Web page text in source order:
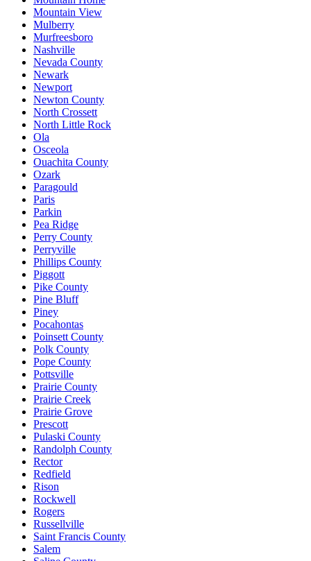
Mountain View
Mulberry
Murfreesboro
Nashville
Nevada County
Newark
Newport
Newton County
North Crossett
North Little Rock
Ola
Osceola
Ouachita County
Ozark
Paragould
Paris
Parkin
Pea Ridge
Perry County
Perryville
Phillips County
Piggott
Pike County
Pine Bluff
Piney
Pocahontas
Poinsett County
Polk County
Pope County
Pottsville
Prairie County
Prairie Creek
Prairie Grove
Prescott
Pulaski County
Randolph County
Rector
Redfield
Rison
Rockwell
Rogers
Russellville
Saint Francis County
Salem